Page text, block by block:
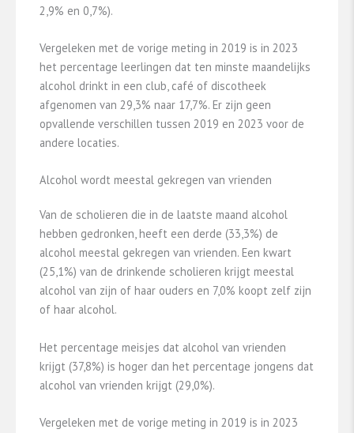
2,9% en 0,7%).
Vergeleken met de vorige meting in 2019 is in 2023
het percentage leerlingen dat ten minste maandelijks
alcohol drinkt in een club, café of discotheek
afgenomen van 29,3% naar 17,7%. Er zijn geen
opvallende verschillen tussen 2019 en 2023 voor de
andere locaties.
Alcohol wordt meestal gekregen van vrienden
Van de scholieren die in de laatste maand alcohol
hebben gedronken, heeft een derde (33,3%) de
alcohol meestal gekregen van vrienden. Een kwart
(25,1%) van de drinkende scholieren krijgt meestal
alcohol van zijn of haar ouders en 7,0% koopt zelf zijn
of haar alcohol.
Het percentage meisjes dat alcohol van vrienden
krijgt (37,8%) is hoger dan het percentage jongens dat
alcohol van vrienden krijgt (29,0%).
Vergeleken met de vorige meting in 2019 is in 2023